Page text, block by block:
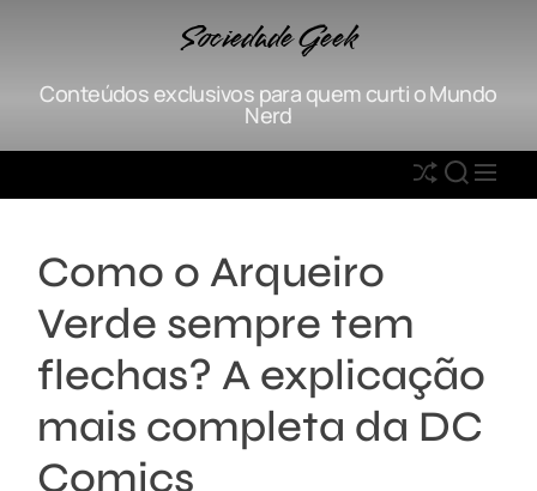
o
Sociedade Geek
Conteúdos exclusivos para quem curti o Mundo
Nerd
S
h
S
E
M
E
Como o Arqueiro
Verde sempre tem
flechas? A explicação
mais completa da DC
Comics